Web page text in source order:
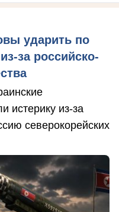
ударить по
за российско-
истерику из-за
северокорейских